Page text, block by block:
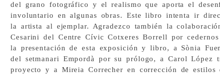
del grano fotográfico y el realismo que aporta el
involuntario en algunas obras. Este libro intenta ir
la artista al ejemplar. Agradezco también la
Cesarini del Centre Cívic Cotxeres Borrell por
la presentación de esta exposición y libro, a Sònia
del setmanari Empordà por su prólogo, a Carol López
proyecto y a Mireia Correcher en corrección de estilos